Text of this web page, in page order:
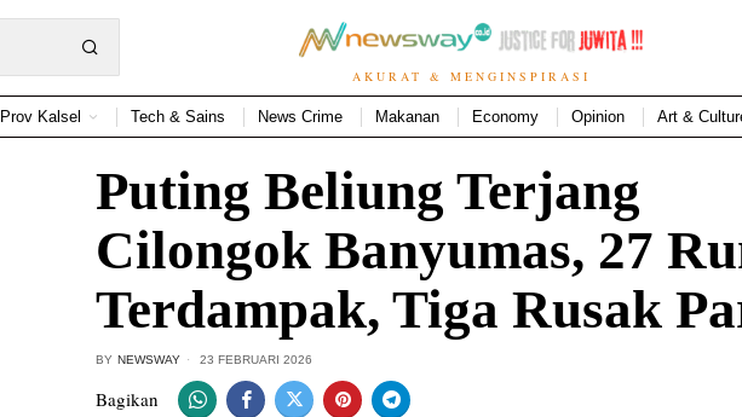
AKURAT & MENGINSPIRASI
Prov Kalsel Tech & Sains News Crime Makanan Economy Opinion Art &
Puting Beliung Terjang
Cilongok Banyumas, 27
Terdampak, Tiga Rusak
BY NEWSWAY 23 FEBRUARI 2026
Bagikan